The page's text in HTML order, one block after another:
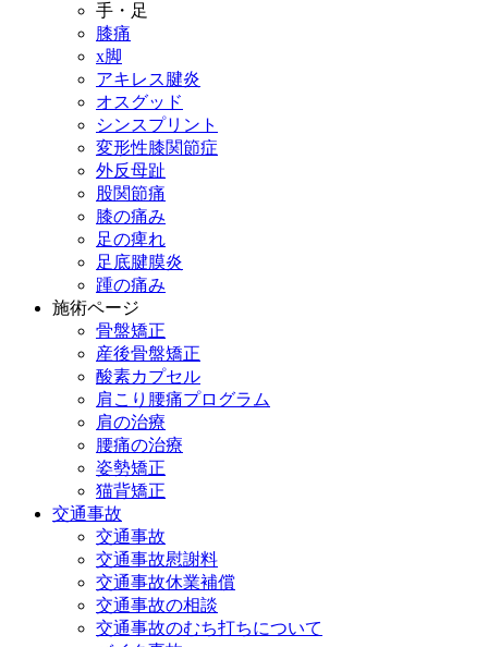
猫背矯正
頭・首
頭痛
しびれ
ストレートネック
肩・腰
腰痛
ぎっくり腰
坐骨神経痛
手・足
膝痛
x脚
アキレス腱炎
オスグッド
シンスプリント
変形性膝関節症
外反母趾
股関節痛
膝の痛み
足の痺れ
足底腱膜炎
踵の痛み
施術ページ
骨盤矯正
産後骨盤矯正
酸素カプセル
肩こり腰痛プログラム
肩の治療
腰痛の治療
姿勢矯正
猫背矯正
交通事故
交通事故
交通事故慰謝料
交通事故休業補償
交通事故の相談
交通事故のむち打ちについて